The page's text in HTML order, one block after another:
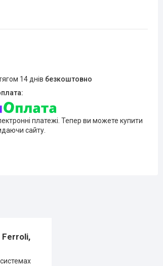
14 днів безкоштовно
платежі. Тепер ви можете купити
сайту.
Ferroli,